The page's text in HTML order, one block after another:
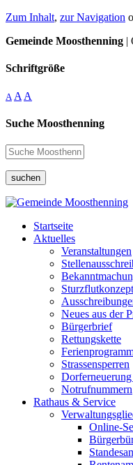
Zum Inhalt, zur Navigation
Gemeinde Moosthenning |
Schriftgröße
A A A
Suche Moosthenning
suchen
Startseite
Aktuelles
Veranstaltungen
Sturzflutkonzept
Neues aus der
Bürgerbrief
Rettungskette
Strassensperren
Notrufnummern
Rathaus & Service
Online-